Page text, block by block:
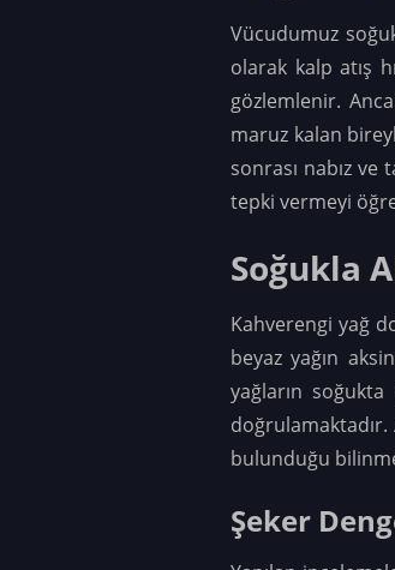
Vücudumuz
olarak kalp atış
gözlemlenir.
maruz kalan
sonrası nabız
tepki vermeyi
Soğukla
Kahverengi yağ
beyaz yağın
yağların
bulunduğu
Şeker